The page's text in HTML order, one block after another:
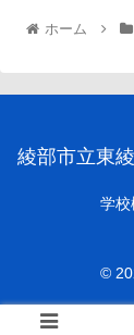
ホーム
綾部市立東
学校
©